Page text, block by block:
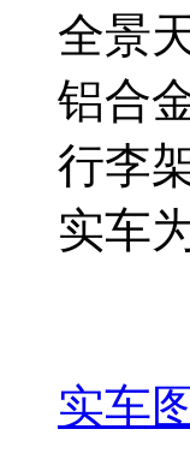
全景
铝合
行李
实车
实车图